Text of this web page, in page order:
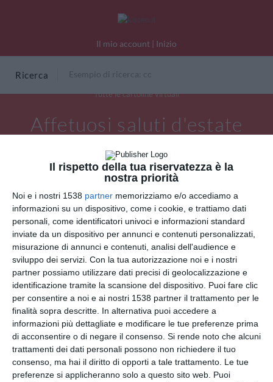
Il rispetto della tua riservatezza è la
nostra priorità
Noi e i nostri 1538 partner memorizziamo e/o accediamo a
informazioni su un dispositivo, come i cookie, e trattiamo dati
personali, come identificatori univoci e informazioni standard
inviate da un dispositivo per annunci e contenuti personalizzati,
misurazione di annunci e contenuti, analisi dell'audience e
sviluppo dei servizi. Con la tua autorizzazione noi e i nostri
partner possiamo utilizzare dati precisi di geolocalizzazione e
identificazione tramite la scansione del dispositivo. Puoi fare clic
per consentire a noi e ai nostri 1538 partner il trattamento per le
finalità sopra descritte. In alternativa puoi accedere a
informazioni più dettagliate e modificare le tue preferenze prima
di acconsentire o di negare il consenso. Si rende noto che alcuni
trattamenti dei dati personali possono non richiedere il tuo
consenso, ma hai il diritto di opporti a tale trattamento. Le tue
preferenze si applicheranno solo a questo sito web. Puoi
Il mio account | Inizio
Ricerca
Tutte le cartoline virtuali
Affetuosi saluti d'estate
INVIA QUESTA CARTOLINA
via Email(GRATUITO)
CONDIVIDI QUESTA
CARTOLINA